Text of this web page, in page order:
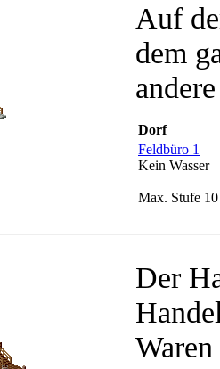
Auf
dem
Dorf
Feldbüro 1
Kein Wasser
Max. Stufe 10
Der